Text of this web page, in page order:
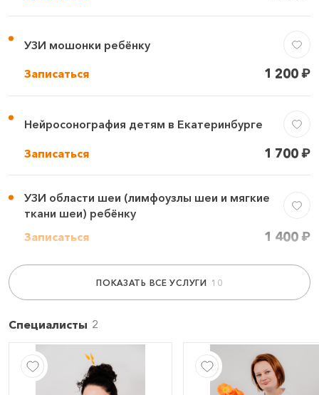
УЗИ мошонки ребёнку
1 200₽
Записаться
Нейросонография детям в Екатеринбурге
1 700₽
Записаться
УЗИ области шеи (лимфоузлы шеи и мягкие
ткани шеи) ребёнку
1 400 ₽
Записаться
УЗИ мочевого пузыря ребёнку
УЗИ лимфоузлов детям (одна область)
ПОКАЗАТЬ ВСЕ УСЛУГИ
Специалисты